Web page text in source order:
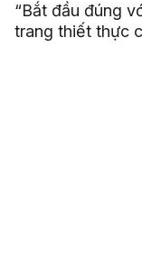
“Bắt đầu đúng
trang thiết thực